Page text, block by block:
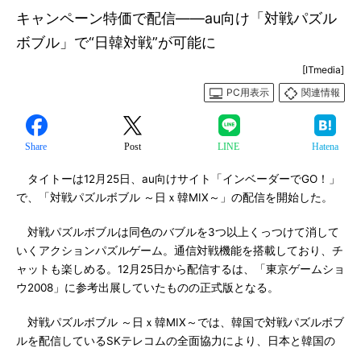
キャンペーン特価で配信――au向け「対戦パズル
ボブル」で“日韓対戦”が可能に
[ITmedia]
PC用表示
関連情報
Share Post LINE Hatena
タイトーは12月25日、au向けサイト「インベーダーでGO！」
で、「対戦パズルボブル ～日ｘ韓MIX～」の配信を開始した。
対戦パズルボブルは同色のバブルを3つ以上くっつけて消して
いくアクションパズルゲーム。通信対戦機能を搭載しており、チ
ャットも楽しめる。12月25日から配信するは、「東京ゲームショ
ウ2008」に参考出展していたものの正式版となる。
対戦パズルボブル ～日ｘ韓MIX～では、韓国で対戦パズルボブ
ルを配信しているSKテレコムの全面協力により、日本と韓国の